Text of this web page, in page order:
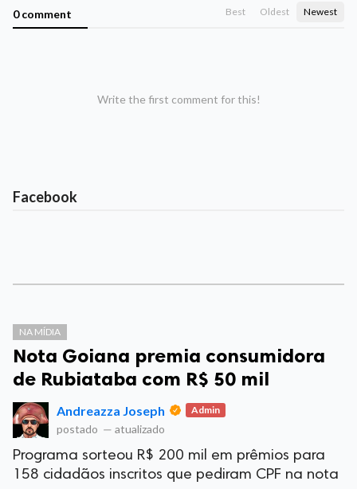
0 comment Best Oldest Newest
Write the first comment for this!
Facebook
NA MÍDIA
Nota Goiana premia consumidora
de Rubiataba com R$ 50 mil
Andreazza Joseph Admin
postado — atualizado
Programa sorteou R$ 200 mil em prêmios para
158 cidadãos inscritos que pediram CPF na nota